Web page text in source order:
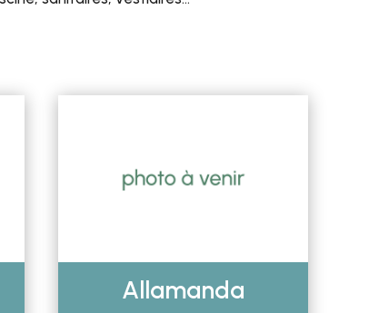
Allamanda